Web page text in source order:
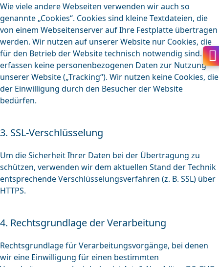
Wie viele andere Webseiten verwenden wir auch so
genannte „Cookies“. Cookies sind kleine Textdateien, die
von einem Webseitenserver auf Ihre Festplatte übertragen
werden. Wir nutzen auf unserer Website nur Cookies, die
für den Betrieb der Website technisch notwendig sind. Wir
erfassen keine personenbezogenen Daten zur Nutzung
unserer Website („Tracking“). Wir nutzen keine Cookies, die
der Einwilligung durch den Besucher der Website
bedürfen.
3. SSL-Verschlüsselung
Um die Sicherheit Ihrer Daten bei der Übertragung zu
schützen, verwenden wir dem aktuellen Stand der Technik
entsprechende Verschlüsselungsverfahren (z. B. SSL) über
HTTPS.
4. Rechtsgrundlage der Verarbeitung
Rechtsgrundlage für Verarbeitungsvorgänge, bei denen
wir eine Einwilligung für einen bestimmten